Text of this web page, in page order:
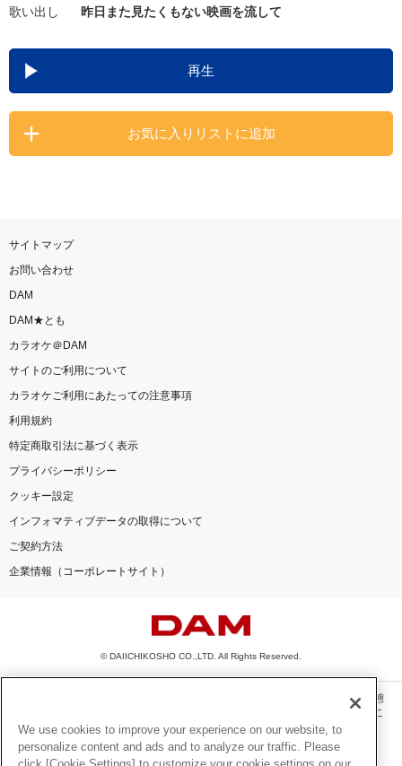
DAMの新曲・ランキングなど
カラオケ最新情報をチェック！
歌い出し
昨日また見たくもない映画を流して
再生
お気に入りリストに追加
サイトマップ
お問い合わせ
DAM
DAM★とも
カラオケ＠DAM
サイトのご利用について
カラオケご利用にあたっての注意事項
利用規約
特定商取引法に基づく表示
プライバシーポリシー
クッキー設定
インフォマティブデータの取得について
ご契約方法
企業情報（コーポレートサイト）
© DAIICHIKOSHO CO.,LTD. All Rights Reserved.
このサイトに掲載されている一切の文章・画像・写真・動画・音声等を、手段や形態
を問わず、著作権法の定める範囲を超えて無断で複製、転載、ファイル化などするこ
とを禁じます。
楽曲及びコンテンツは、機種によりご利用いただけない場合があります。
We use cookies to improve your experience on our website, to
personalize content and ads and to analyze our traffic. Please